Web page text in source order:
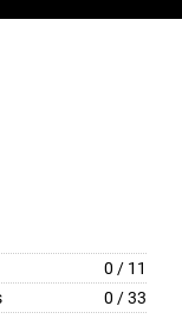
0 / 11
0 / 33